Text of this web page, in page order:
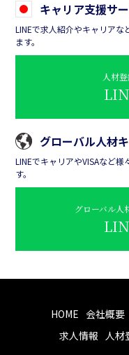
キャリア支援サ
LINEで求人紹介やキャリア
ます。
人材
グローバル人材
LINEでキャリアやVISAなど
す。
グローバル人
HOME 会社概要
求人情報 人材